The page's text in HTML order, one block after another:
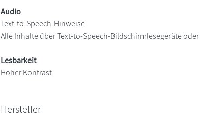
Audio
Text-to-Speech-Hinweise
Alle Inhalte über Text-to-Speech-Bildschirmlesegeräte
Lesbarkeit
Hoher Kontrast
Hersteller